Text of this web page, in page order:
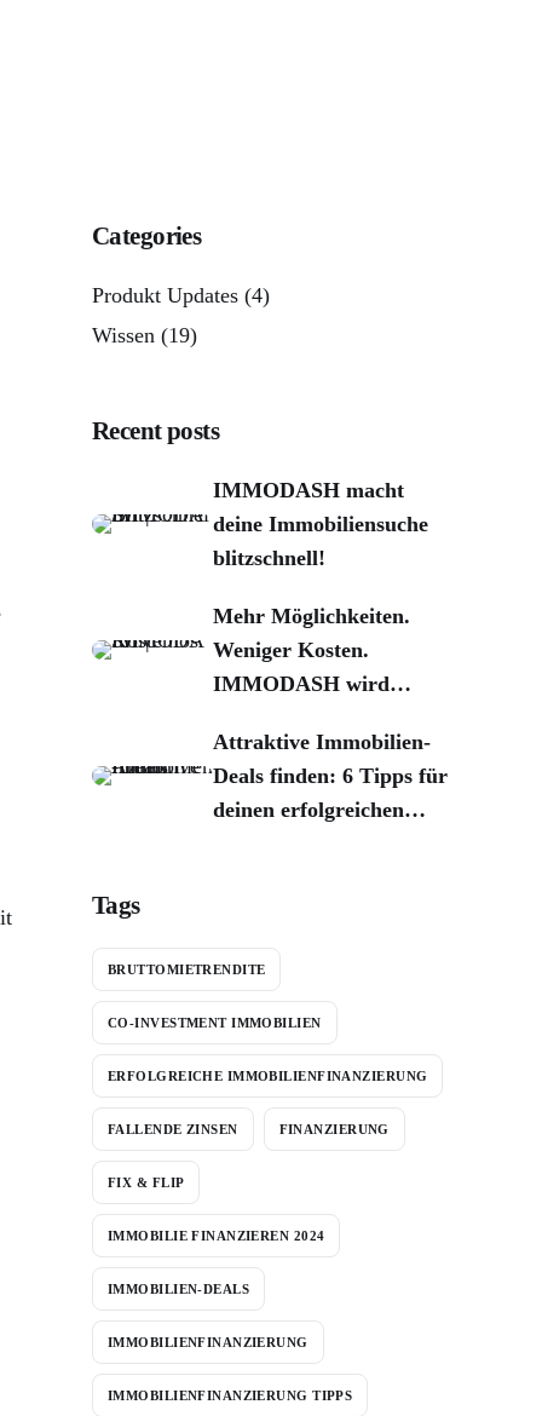
Categories
Produkt Updates (4)
Wissen (19)
Recent posts
IMMODASH macht
deine Immobiliensuche
blitzschnell!
Mehr Möglichkeiten.
Weniger Kosten.
IMMODASH wird
Attraktive Immobilien-
Deals finden: 6 Tipps für
deinen erfolgreichen
Tags
BRUTTOMIETRENDITE
CO-INVESTMENT IMMOBILIEN
ERFOLGREICHE IMMOBILIENFINANZIERUNG
FALLENDE ZINSEN FINANZIERUNG
FIX & FLIP
IMMOBILIE FINANZIEREN 2024
IMMOBILIEN-DEALS
IMMOBILIENFINANZIERUNG
IMMOBILIENFINANZIERUNG TIPPS